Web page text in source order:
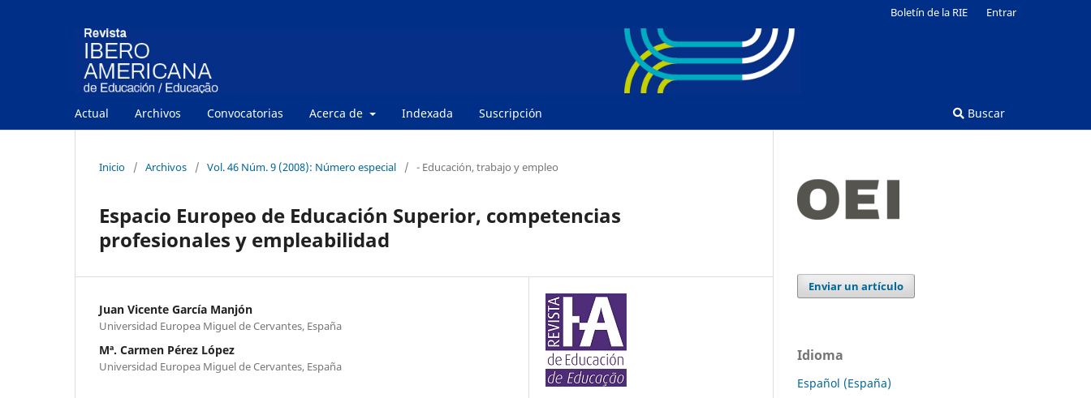
Actual Archivos Convocatorias Acerca de Indexada Suscripción Buscar
Boletín de la RIE Entrar
Inicio / Archivos / Vol. 46 Núm. 9 (2008): Número especial / - Educación, trabajo y empleo
Espacio Europeo de Educación Superior, competencias
profesionales y empleabilidad
Juan Vicente García Manjón
Universidad Europea Miguel de Cervantes, España
Mª. Carmen Pérez López
Universidad Europea Miguel de Cervantes, España
Enviar un artículo
Idioma
Español (España)